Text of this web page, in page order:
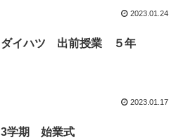
2023.01.24
ダイハツ 出前授業 ５年
2023.01.17
3学期 始業式